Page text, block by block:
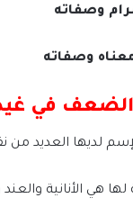
وصفاته
وصفاته
في
لديها العديد
لها هي الأنانية